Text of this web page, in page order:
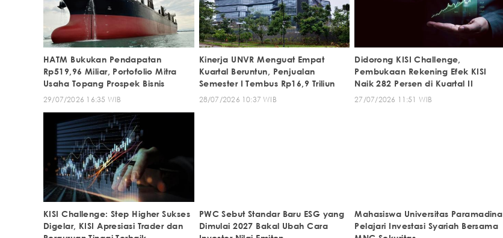
HATM Bukukan Pendapatan
Rp519,96 Miliar, Portofolio Mitra
Usaha Topang Prospek Bisnis
29/07/2026 16:35 WIB
Kinerja UNVR Menguat Empat
Kuartal Beruntun, Penjualan
Semester I Tembus Rp16,9 Triliun
28/07/2026 10:37 WIB
Didorong KISI Challenge,
Pembukaan Rekening Efek KISI
Naik 282 Persen di Kuartal II
27/07/2026 11:51 WIB
KISI Challenge: Step Higher Sukses
Digelar, KISI Apresiasi Trader dan
PWC Sebut Standar Baru ESG yang
Dimulai 2027 Bakal Ubah Cara
Mahasiswa Universitas Paramadina
Pelajari Investasi Syariah Bersama